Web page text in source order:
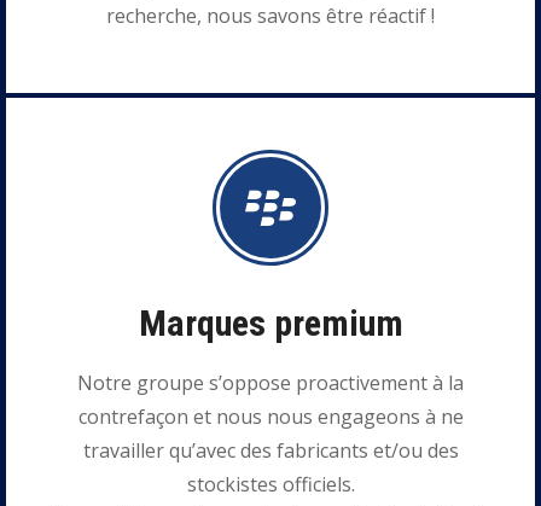
recherche, nous savons être réactif !
Marques premium
Notre groupe s’oppose proactivement à la
contrefaçon et nous nous engageons à ne
travailler qu’avec des fabricants et/ou des
stockistes officiels.